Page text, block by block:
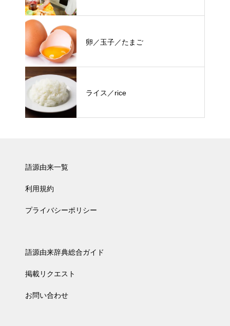
卵／玉子／たまご
ライス／rice
語源由来一覧
利用規約
プライバシーポリシー
語源由来辞典総合ガイド
掲載リクエスト
お問い合わせ